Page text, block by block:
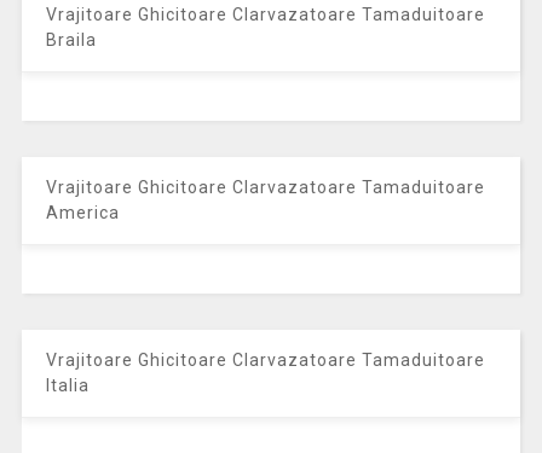
Vrajitoare Ghicitoare Clarvazatoare Tamaduitoare
Braila
Vrajitoare Ghicitoare Clarvazatoare Tamaduitoare
America
Vrajitoare Ghicitoare Clarvazatoare Tamaduitoare
Italia